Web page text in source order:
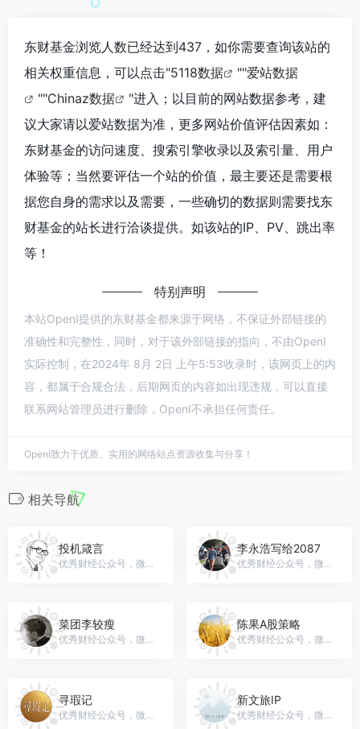
东财基金浏览人数已经达到437，如你需要查询该站的
相关权重信息，可以点击"5118数据 ""爱站数据
""Chinaz数据
"进入；以目前的网站数据参考，建
议大家请以爱站数据为准，更多网站价值评估因素如：
东财基金的访问速度、搜索引擎收录以及索引量、用户
体验等；当然要评估一个站的价值，最主要还是需要根
据您自身的需求以及需要，一些确切的数据则需要找东
财基金的站长进行洽谈提供。如该站的IP、PV、跳出率
等！
特别声明
本站OpenI提供的东财基金都来源于网络，不保证外部链接的
准确性和完整性，同时，对于该外部链接的指向，不由OpenI
实际控制，在2024年 8月 2日 上午5:53收录时，该网页上的内
容，都属于合规合法，后期网页的内容如出现违规，可以直接
联系网站管理员进行删除，OpenI不承担任何责任。
OpenI致力于优质、实用的网络站点资源收集与分享！
相关导航
投机箴言
优秀财经公众号，微信号：gh_9c7fffd77659
李永浩写给2087
优秀财经公众号，微信号：liyonghao2087
菜团李较瘦
优秀财经公众号，微信号：caituanljs
陈果A股策略
优秀财经公众号，微信号：chenguostrategy
寻瑕记
优秀财经公众号，微信号：gh_639c258dcc5a
新文旅IP
优秀财经公众号，微信号：gh_c39aabaee08b